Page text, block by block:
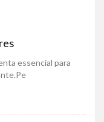
essencial para